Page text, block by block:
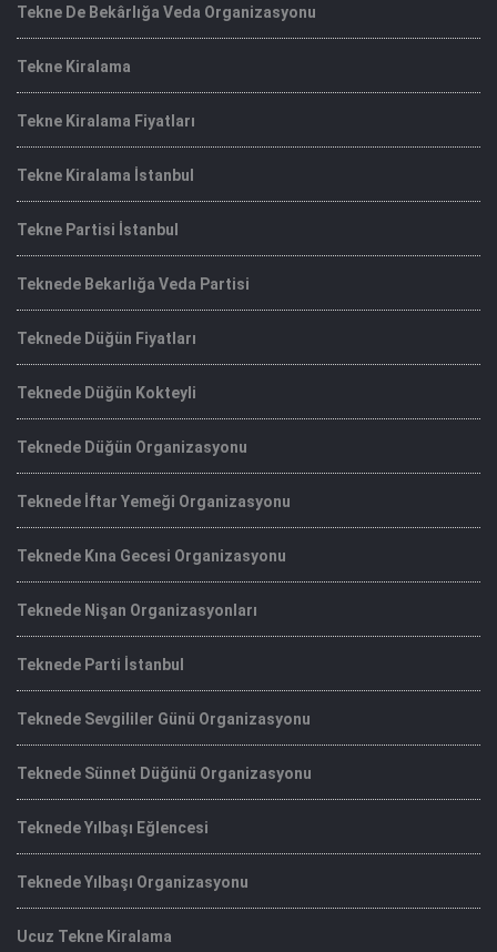
Tekne De Bekârlığa Veda Organizasyonu
Tekne Kiralama
Tekne Kiralama Fiyatları
Tekne Kiralama İstanbul
Tekne Partisi İstanbul
Teknede Bekarlığa Veda Partisi
Teknede Düğün Fiyatları
Teknede Düğün Kokteyli
Teknede Düğün Organizasyonu
Teknede İftar Yemeği Organizasyonu
Teknede Kına Gecesi Organizasyonu
Teknede Nişan Organizasyonları
Teknede Parti İstanbul
Teknede Sevgililer Günü Organizasyonu
Teknede Sünnet Düğünü Organizasyonu
Teknede Yılbaşı Eğlencesi
Teknede Yılbaşı Organizasyonu
Ucuz Tekne Kiralama